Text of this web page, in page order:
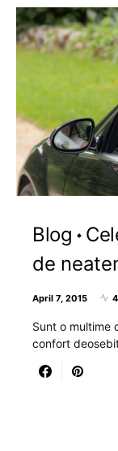
Blog
de
April 7, 2015
Sunt o multime
confort